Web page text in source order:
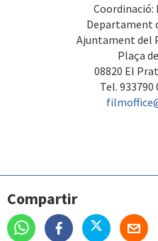
Departament
Ajuntament del
Plaça
08820 El
Tel. 933790
Compartir